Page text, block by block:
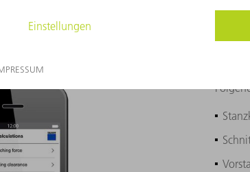
TRUMPF, wenn es um das Stanzen